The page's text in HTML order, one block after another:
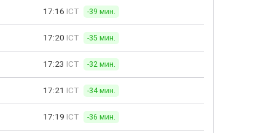
17:16 ICT -39 мин.
17:20 ICT -35 мин.
17:23 ICT -32 мин.
17:21 ICT -34 мин.
17:19 ICT -36 мин.